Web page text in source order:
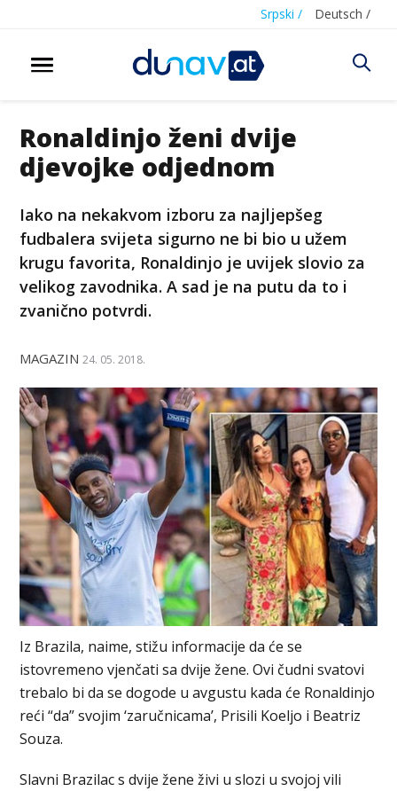
Srpski / Deutsch /
Ronaldinjo ženi dvije
djevojke odjednom
Iako na nekakvom izboru za najljepšeg
fudbalera svijeta sigurno ne bi bio u užem
krugu favorita, Ronaldinjo je uvijek slovio za
velikog zavodnika. A sad je na putu da to i
zvanično potvrdi.
MAGAZIN 24. 05. 2018.
Iz Brazila, naime, stižu informacije da će se
istovremeno vjenčati sa dvije žene. Ovi čudni svatovi
trebalo bi da se dogode u avgustu kada će Ronaldinjo
reći “da” svojim ‘zaručnicama’, Prisili Koeljo i Beatriz
Souza.
Slavni Brazilac s dvije žene živi u slozi u svojoj vili